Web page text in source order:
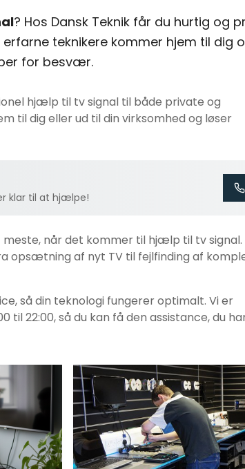
? Hos Dansk Teknik får du hurtig og
teknikere kommer hjem til dig
for besvær.
hjælp til tv signal til både private og
til dig eller ud til din virksomhed og løser
klar til at hjælpe!
når det kommer til hjælp til tv signal
opsætning af nyt TV til fejlfinding af
så din teknologi fungerer optimalt. Vi er
til 22:00, så du kan få den assistance, du